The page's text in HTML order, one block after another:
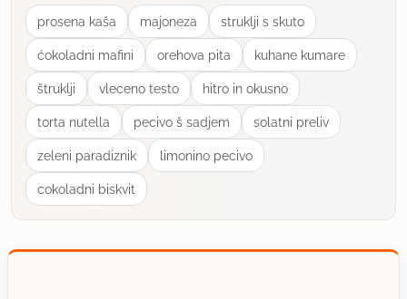
prosena kaša majoneza struklji s skuto
ćokoladni mafini orehova pita kuhane kumare
štruklji vleceno testo hitro in okusno
torta nutella pecivo š sadjem solatni preliv
zeleni paradiznik limonino pecivo
cokoladni biskvit